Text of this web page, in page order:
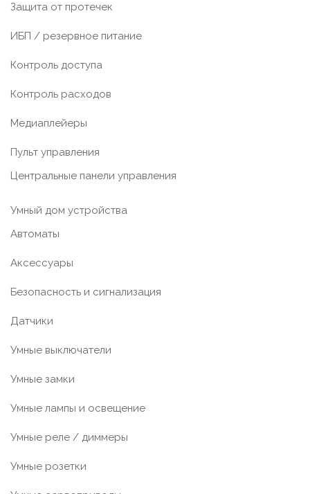
Защита от протечек
ИБП / резервное питание
Контроль доступа
Контроль расходов
Медиаплейеры
Пульт управления
Центральные панели управления
Умный дом устройства
Автоматы
Аксессуары
Безопасность и сигнализация
Датчики
Умные выключатели
Умные замки
Умные лампы и освещение
Умные реле / диммеры
Умные розетки